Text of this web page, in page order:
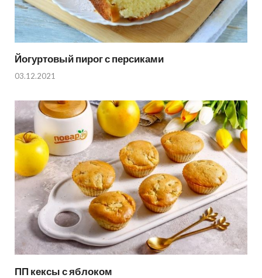
Йогуртовый пирог с персиками
03.12.2021
ПП кексы с яблоком